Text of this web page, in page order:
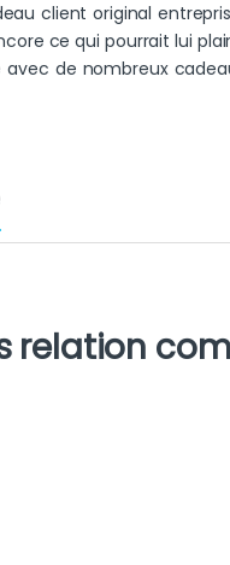
client original
ce qui pourrait lui
avec de nombreux
relation